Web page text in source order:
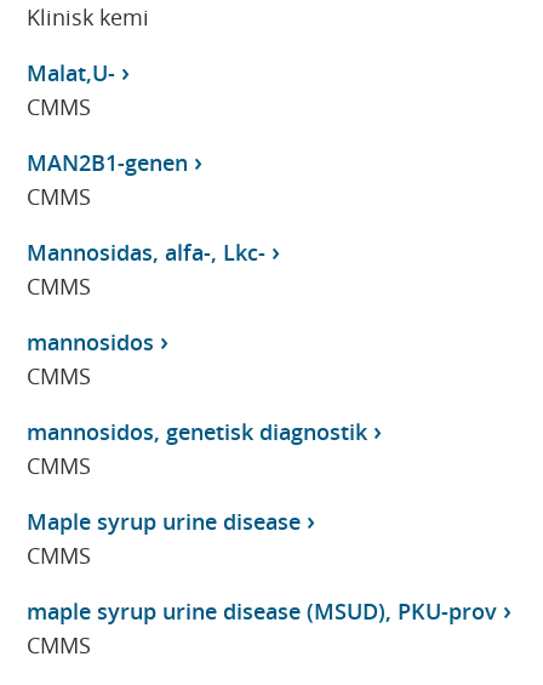
Klinisk kemi
Malat,U-
CMMS
MAN2B1-genen
CMMS
Mannosidas, alfa-, Lkc-
CMMS
mannosidos
CMMS
mannosidos, genetisk diagnostik
CMMS
Maple syrup urine disease
CMMS
maple syrup urine disease (MSUD), PKU-prov
CMMS